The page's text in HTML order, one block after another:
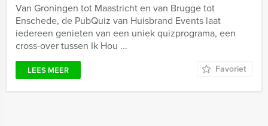
Van Groningen tot Maastricht en van Brugge tot
Enschede, de PubQuiz van Huisbrand Events laat
iedereen genieten van een uniek quizprograma, een
cross-over tussen Ik Hou ...
LEES MEER Favoriet